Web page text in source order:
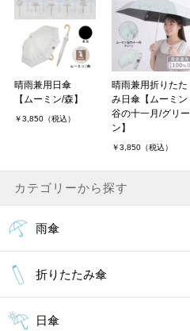
晴雨兼用日傘
【ムーミン/森】
￥3,850（税込）
晴雨兼用折りたた
み日傘【ムーミン
谷の十一月/グリー
ン】
￥3,850（税込）
カテゴリーから探す
雨傘
折りたたみ傘
日傘